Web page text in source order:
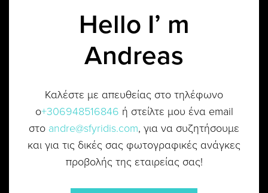
Hello I’ m
Andreas
Καλέστε με απευθείας στο τηλέφωνο
ο+306948516846 ή στείλτε μου ένα email
στο andre@sfyridis.com, για να συζητήσουμε
και για τις δικές σας φωτογραφικές ανάγκες
προβολής της εταιρείας σας!